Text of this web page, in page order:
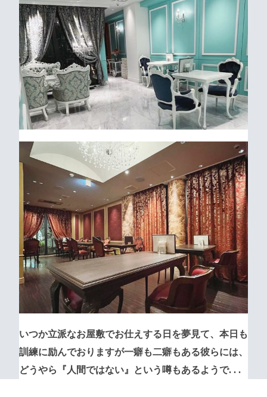
いつか立派なお屋敷でお仕えする日を夢見て、 本日も
訓練に励んでおりますが一癖も二癖もある彼らには、
どうやら『人間ではない』という噂もあるようで. . .